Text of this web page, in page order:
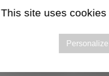
This site uses
Personalize